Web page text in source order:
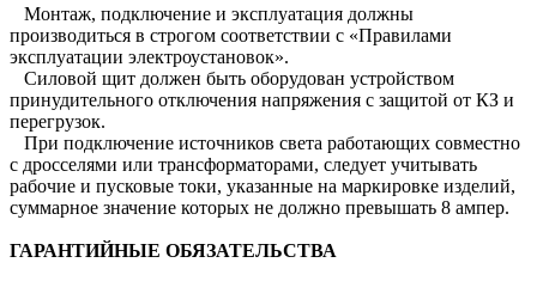
Монтаж, подключение и эксплуатация должны
производиться в строгом соответствии с «Правилами
эксплуатации электроустановок».
Силовой щит должен быть оборудован устройством
принудительного отключения напряжения с защитой от КЗ и
перегрузок.
При подключение источников света работающих совместно
с дросселями или трансформаторами, следует учитывать
рабочие и пусковые токи, указанные на маркировке изделий,
суммарное значение которых не должно превышать 8 ампер.
ГАРАНТИЙНЫЕ ОБЯЗАТЕЛЬСТВА